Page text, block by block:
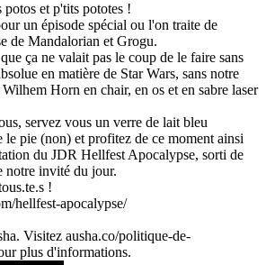
et p'tits pototes !
un épisode spécial ou l'on traite de
de Mandalorian et Grogu.
ça ne valait pas le coup de le faire sans
en matière de Star Wars, sans notre
Horn en chair, en os et en sabre laser
servez vous un verre de lait bleu
le pie (non) et profitez de ce moment ainsi
du JDR Hellfest Apocalypse, sorti de
notre invité du jour.
!
hellfest-apocalypse/
Visitez ausha.co/politique-de-
plus d'informations.